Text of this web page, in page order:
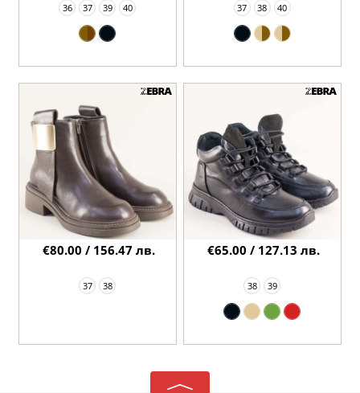
36 37 39 40 37 38 40
37 38
€80.00 / 156.47 лв.
38 39
€65.00 / 127.13 лв.